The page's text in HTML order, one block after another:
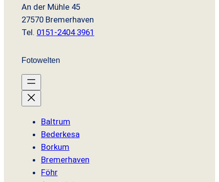
An der Mühle 45
27570 Bremerhaven
Tel. 0151-2404 3961
Fotowelten
Baltrum
Bederkesa
Borkum
Bremerhaven
Föhr